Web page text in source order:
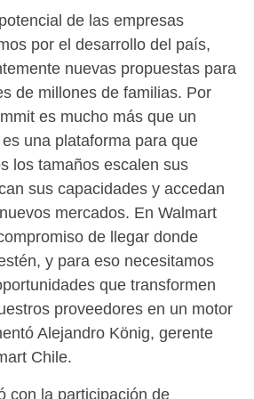
de las empresas
por el desarrollo del país,
nuevas propuestas para
de millones de familias. Por
es mucho más que un
una plataforma para que
los tamaños escalen sus
sus capacidades y accedan
mercados. En Walmart
de llegar donde
y para eso necesitamos
que transformen
proveedores en un motor
Alejandro König, gerente
Chile.
con la participación de